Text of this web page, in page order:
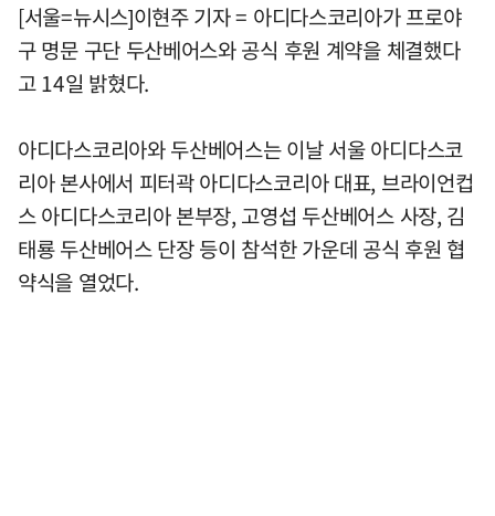
[서울=뉴시스]이현주 기자 = 아디다스코리아가 프로야
구 명문 구단 두산베어스와 공식 후원 계약을 체결했다
고 14일 밝혔다.
아디다스코리아와 두산베어스는 이날 서울 아디다스코
리아 본사에서 피터곽 아디다스코리아 대표, 브라이언컵
스 아디다스코리아 본부장, 고영섭 두산베어스 사장, 김
태룡 두산베어스 단장 등이 참석한 가운데 공식 후원 협
약식을 열었다.